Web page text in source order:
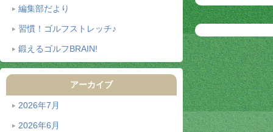
編集部だより
習慣！ゴルフストレッチ♪
鍛えるゴルフBRAIN!
アーカイブ
2026年7月
2026年6月